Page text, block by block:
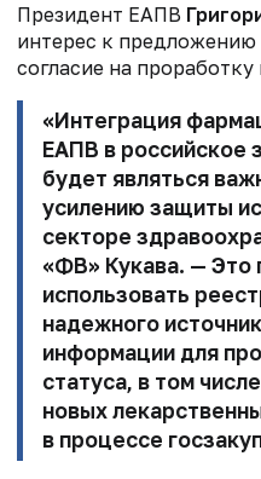
Президент ЕАПВ
интерес к
согласие на проработку
«Интеграция
ЕАПВ в российское
будет являться
усилению защиты
секторе
«ФВ» Кукава. — Это
использовать
надежного
информации для
статуса, в том
новых
в процессе